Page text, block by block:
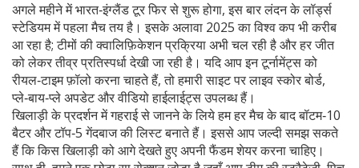
अगले महीने में भारत‑इंग्लैंड टूर फिर से शुरू होगा, इस बार लंदन के लॉर्ड्स
स्टेडियम में पहला मैच तय है। इसके अलावा 2025 का विश्व कप भी करीब
आ रहा है; टीमों की क्वालिफ़िकेशन प्रक्रिया अभी चल रही है और हर जीत
को लेकर तीव्र प्रतिस्पर्धा देखी जा रही है। यदि आप इन टूर्नामेंट्स को
रीयल‑टाइम फ़ॉलो करना चाहते हैं, तो हमारी साइट पर लाइव स्कोर बोर्ड,
प्ले‑बाय‑प्ले अपडेट और वीडियो हाईलाईट्स उपलब्ध हैं।
खिलाड़ी के प्रदर्शन में गहराई से जानने के लिये हम हर मैच के बाद बॉटम‑10
बैटर और टॉप‑5 गेंदबाज की लिस्ट बनाते हैं। इससे आप जल्दी समझ सकते
हैं कि किस खिलाड़ी को आगे देखते हुए अपनी फैंडम शेयर करना चाहिए।